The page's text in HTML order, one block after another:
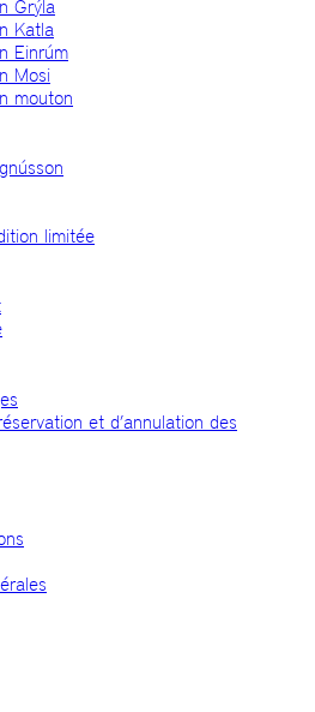
Grýla
Katla
Einrúm
Mosi
mouton
limitée
et d’annulation des